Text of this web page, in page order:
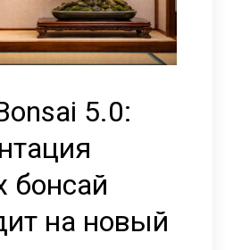
5.0:
бонсай
на новый